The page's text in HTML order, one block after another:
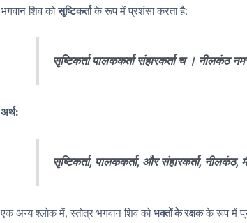
भगवान शिव कोसृष्टिकर्ताके रूप में प्रशंसा करता है:
सृष्टिकर्ता पालककर्ता संहारकर्ता च । नीलकंठ
अर्थ:
सृष्टिकर्ता, पालककर्ता, और संहारकर्ता,
एक अन्य श्लोक में, स्तोत्र भगवान शिव कोभक्तों के रक्षकके रूप में